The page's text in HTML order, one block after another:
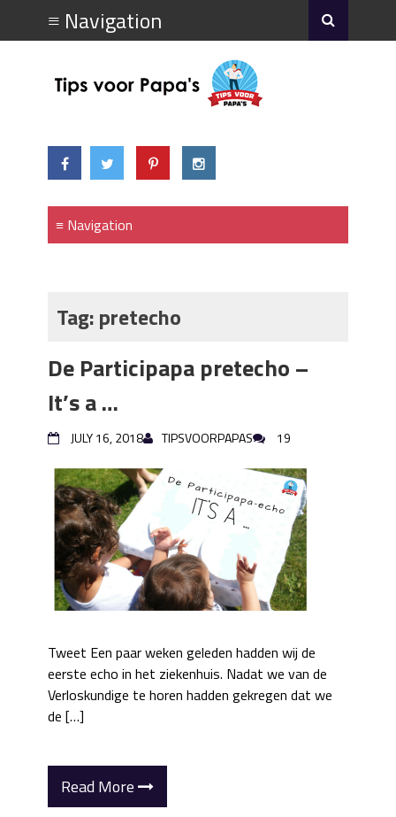
Tag:pretecho
De Participapa pretecho –
It’s a …
JULY 16, 2018 TIPSVOORPAPAS 19
Tweet Een paar weken geleden hadden wij de
eerste echo in het ziekenhuis. Nadat we van de
Verloskundige te horen hadden gekregen dat we
de […]
Read More